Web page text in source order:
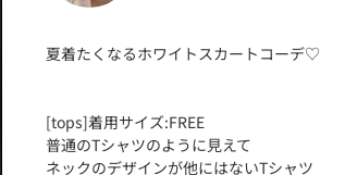
夏着たくなるホワイトスカートコーデ♡
[tops]着用サイズ:FREE
普通のTシャツのように見えて
ネックのデザインが他にはないTシャツ